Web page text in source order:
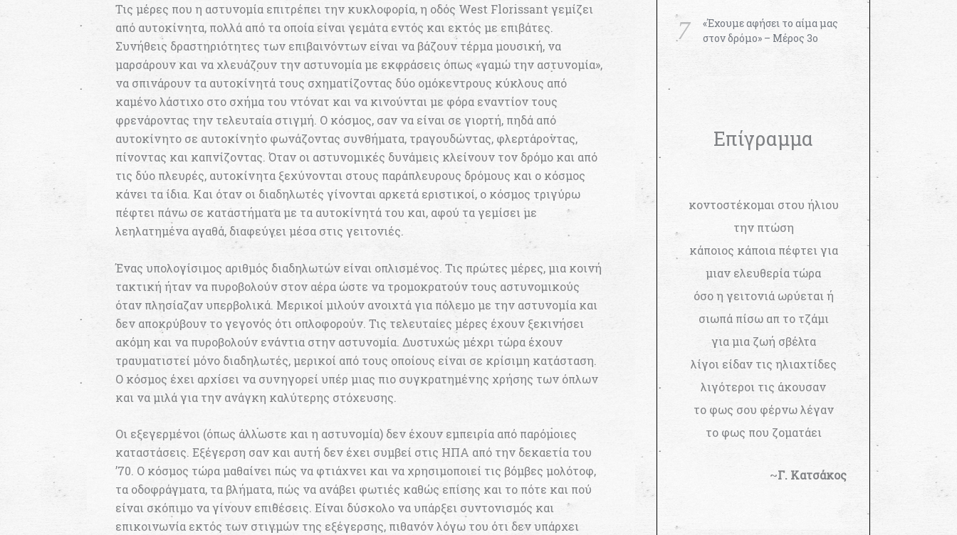
Τις μέρες που η αστυνομία επιτρέπει την κυκλοφορία, η οδός West Florissant γεμίζει
από αυτοκίνητα, πολλά από τα οποία είναι γεμάτα εντός και εκτός με επιβάτες.
Συνήθεις δραστηριότητες των επιβαινόντων είναι να βάζουν τέρμα μουσική, να
μαρσάρουν και να χλευάζουν την αστυνομία με εκφράσεις όπως «γαμώ την αστυνομία»,
να σπινάρουν τα αυτοκίνητά τους σχηματίζοντας δύο ομόκεντρους κύκλους από
καμένο λάστιχο στο σχήμα του ντόνατ και να κινούνται με φόρα εναντίον τους
φρενάροντας την τελευταία στιγμή. Ο κόσμος, σαν να είναι σε γιορτή, πηδά από
αυτοκίνητο σε αυτοκίνητο φωνάζοντας συνθήματα, τραγουδώντας, φλερτάροντας,
πίνοντας και καπνίζοντας. Όταν οι αστυνομικές δυνάμεις κλείνουν τον δρόμο και από
τις δύο πλευρές, αυτοκίνητα ξεχύνονται στους παράπλευρους δρόμους και ο κόσμος
κάνει τα ίδια. Και όταν οι διαδηλωτές γίνονται αρκετά εριστικοί, ο κόσμος τριγύρω
πέφτει πάνω σε καταστήματα με τα αυτοκίνητά του και, αφού τα γεμίσει με
λεηλατημένα αγαθά, διαφεύγει μέσα στις γειτονιές.
Ένας υπολογίσιμος αριθμός διαδηλωτών είναι οπλισμένος. Τις πρώτες μέρες, μια κοινή
τακτική ήταν να πυροβολούν στον αέρα ώστε να τρομοκρατούν τους αστυνομικούς
όταν πλησίαζαν υπερβολικά. Μερικοί μιλούν ανοιχτά για πόλεμο με την αστυνομία και
δεν αποκρύβουν το γεγονός ότι οπλοφορούν. Τις τελευταίες μέρες έχουν ξεκινήσει
ακόμη και να πυροβολούν ενάντια στην αστυνομία. Δυστυχώς μέχρι τώρα έχουν
τραυματιστεί μόνο διαδηλωτές, μερικοί από τους οποίους είναι σε κρίσιμη κατάσταση.
Ο κόσμος έχει αρχίσει να συνηγορεί υπέρ μιας πιο συγκρατημένης χρήσης των όπλων
και να μιλά για την ανάγκη καλύτερης στόχευσης.
Οι εξεγερμένοι (όπως άλλωστε και η αστυνομία) δεν έχουν εμπειρία από παρόμοιες
καταστάσεις. Εξέγερση σαν και αυτή δεν έχει συμβεί στις ΗΠΑ από την δεκαετία του
’70. Ο κόσμος τώρα μαθαίνει πώς να φτιάχνει και να χρησιμοποιεί τις βόμβες μολότοφ,
τα οδοφράγματα, τα βλήματα, πώς να ανάβει φωτιές καθώς επίσης και το πότε και πού
είναι σκόπιμο να γίνουν επιθέσεις. Είναι δύσκολο να υπάρξει συντονισμός και
επικοινωνία εκτός των στιγμών της εξέγερσης, πιθανόν λόγω του ότι δεν υπάρχει
«Έχουμε αφήσει το αίμα μας
στον δρόμο» – Μέρος 3ο
Επίγραμμα
κοντοστέκομαι στου ήλιου
την πτώση
κάποιος κάποια πέφτει για
μιαν ελευθερία τώρα
όσο η γειτονιά ωρύεται ή
σιωπά πίσω απ το τζάμι
για μια ζωή σβέλτα
λίγοι είδαν τις ηλιαχτίδες
λιγότεροι τις άκουσαν
το φως σου φέρνω λέγαν
το φως που ζοματάει
~Γ. Κατσάκος